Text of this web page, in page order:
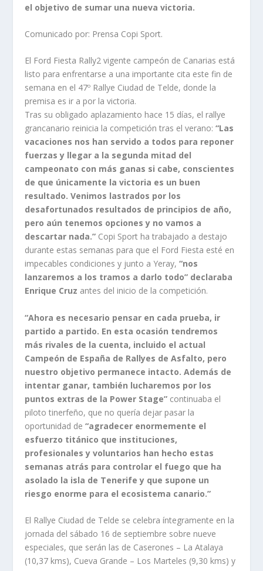
el objetivo de sumar una nueva victoria.
Comunicado por: Prensa Copi Sport.
El Ford Fiesta Rally2 vigente campeón de Canarias está
listo para enfrentarse a una importante cita este fin de
semana en el 47º Rallye Ciudad de Telde, donde la
premisa es ir a por la victoria.
Tras su obligado aplazamiento hace 15 días, el rallye
grancanario reinicia la competición tras el verano: “Las
vacaciones nos han servido a todos para reponer
fuerzas y llegar a la segunda mitad del
campeonato con más ganas si cabe, conscientes
de que únicamente la victoria es un buen
resultado. Venimos lastrados por los
desafortunados resultados de principios de año,
pero aún tenemos opciones y no vamos a
descartar nada.” Copi Sport ha trabajado a destajo
durante estas semanas para que el Ford Fiesta esté en
impecables condiciones y junto a Yeray,“nos
lanzaremos a los tramos a darlo todo” declaraba
Enrique Cruz antes del inicio de la competición.
“Ahora es necesario pensar en cada prueba, ir
partido a partido. En esta ocasión tendremos
más rivales de la cuenta, incluido el actual
Campeón de España de Rallyes de Asfalto, pero
nuestro objetivo permanece intacto. Además de
intentar ganar, también lucharemos por los
puntos extras de la Power Stage” continuaba el
piloto tinerfeño, que no quería dejar pasar la
oportunidad de“agradecer enormemente el
esfuerzo titánico que instituciones,
profesionales y voluntarios han hecho estas
semanas atrás para controlar el fuego que ha
asolado la isla de Tenerife y que supone un
riesgo enorme para el ecosistema canario.”
El Rallye Ciudad de Telde se celebra íntegramente en la
jornada del sábado 16 de septiembre sobre nueve
especiales, que serán las de Caserones – La Atalaya
(10,37 kms), Cueva Grande – Los Marteles (9,30 kms) y